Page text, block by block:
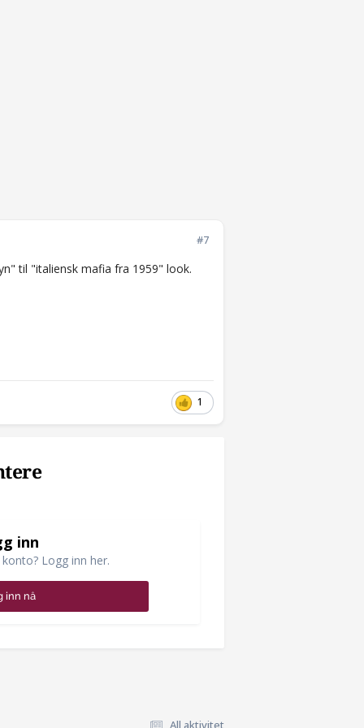
#7
til "italiensk mafia fra 1959" look.
1
inn
Logg inn her.
inn nå
All aktivitet